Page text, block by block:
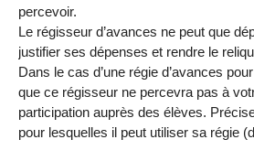
percevoir.
Le régisseur d’avances ne peut que
justifier ses dépenses et rendre le
Dans le cas d’une régie d’avances
que ce régisseur ne percevra pas à
participation auprès des élèves.
pour lesquelles il peut utiliser sa régie